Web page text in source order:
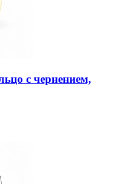
с чернением,